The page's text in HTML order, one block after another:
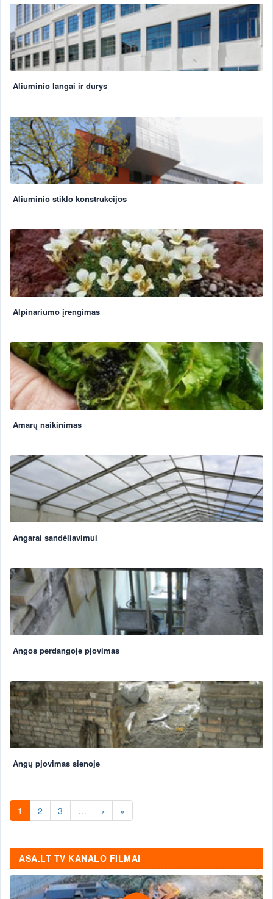
Aliuminio langai ir durys
Aliuminio stiklo konstrukcijos
Alpinariumo įrengimas
Amarų naikinimas
Angarai sandėliavimui
Angos perdangoje pjovimas
Angų pjovimas sienoje
1 2 3 … › »
ASA.LT TV KANALO FILMAI